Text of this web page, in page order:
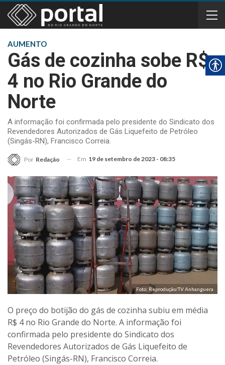
AUMENTO
Gás de cozinha sobe R$
4 no Rio Grande do
Norte
A informação foi confirmada pelo presidente do Sindicato dos
Revendedores Autorizados de Gás Liquefeito de Petróleo
(Singás-RN), Francisco Correia.
Por Redação Em 19 de setembro de 2023 - 08:35
Foto: Reprodução/TV Anhanguera
O preço do botijão do gás de cozinha subiu em média
R$ 4 no Rio Grande do Norte. A informação foi
confirmada pelo presidente do Sindicato dos
Revendedores Autorizados de Gás Liquefeito de
Petróleo (Singás-RN), Francisco Correia.